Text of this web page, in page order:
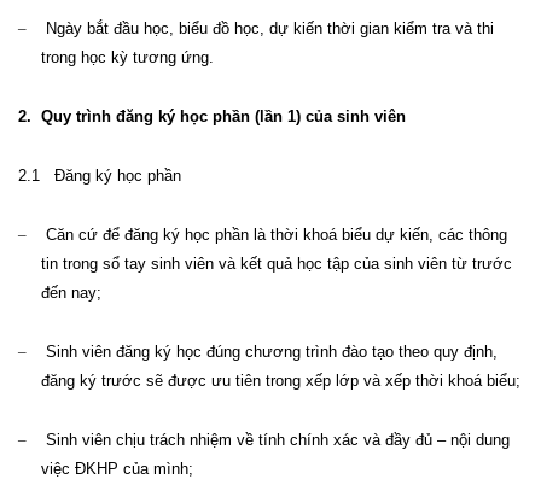
–
Ngày bắt đầu học, biểu đồ học, dự kiến thời gian kiểm tra và thi
trong học kỳ tương ứng.
2. Quy trình đăng ký học phần (lần 1) của sinh viên
2.1 Đăng ký học phần
–
Căn cứ để đăng ký học phần là thời khoá biểu dự kiến, các thông
tin trong sổ tay sinh viên và kết quả học tập của sinh viên từ trước
đến nay;
–
Sinh viên đăng ký học đúng chương trình đào tạo theo quy định,
đăng ký trước sẽ được ưu tiên trong xếp lớp và xếp thời khoá biểu;
–
Sinh viên chịu trách nhiệm về tính chính xác và đầy đủ – nội dung
việc ĐKHP của mình;